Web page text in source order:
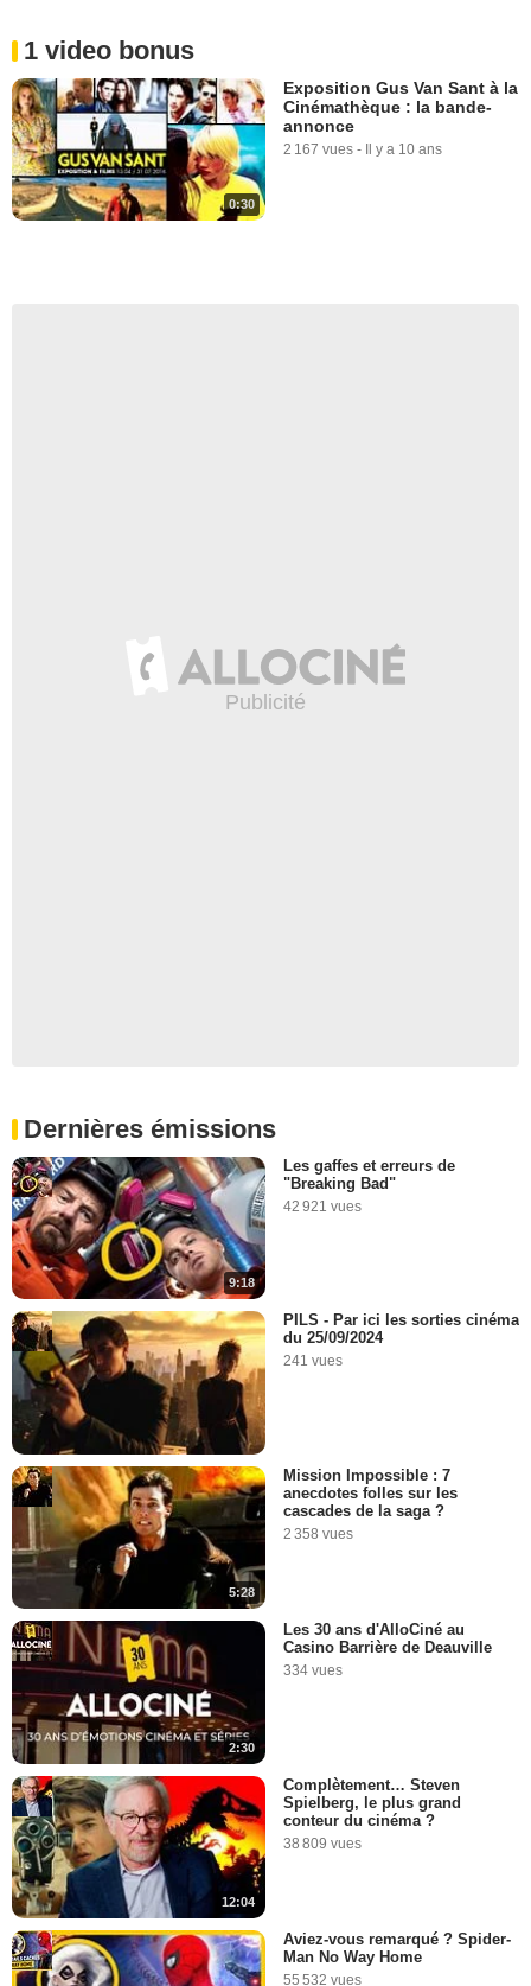
1 video bonus
0:30
Exposition Gus Van Sant à la
Cinémathèque : la bande-
annonce
2 167 vues - Il y a 10 ans
Dernières émissions
9:18
Les gaffes et erreurs de
"Breaking Bad"
42 921 vues
PILS - Par ici les sorties cinéma
du 25/09/2024
241 vues
5:28
Mission Impossible : 7
anecdotes folles sur les
cascades de la saga ?
2 358 vues
2:30
Les 30 ans d'AlloCiné au
Casino Barrière de Deauville
334 vues
12:04
Complètement… Steven
Spielberg, le plus grand
conteur du cinéma ?
38 809 vues
Aviez-vous remarqué ? Spider-
Man No Way Home
55 532 vues